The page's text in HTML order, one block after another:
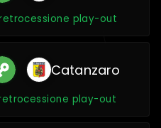
play-out
Catanzaro
play-out